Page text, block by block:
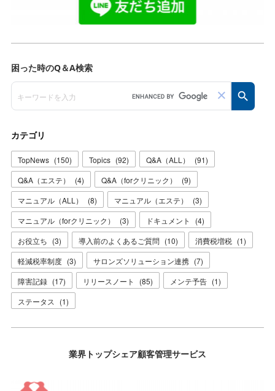
カテゴリ
TopNews (150) Topics (92) Q&A（ALL） (91)
Q&A（エステ）
(4) Q&A（forクリニック） (9)
マニュアル（ALL）
(8) マニュアル（エステ） (3)
マニュアル（forクリニック）
(3) ドキュメント (4)
お役立ち (3) 導入前のよくあるご質問 (10) 消費税増税 (1)
軽減税率制度 (3) サロンズソリューション連携 (7)
障害記録 (17) リリースノート (85) メンテ予告 (1)
ステータス (1)
業界トップシェア顧客管理サービス